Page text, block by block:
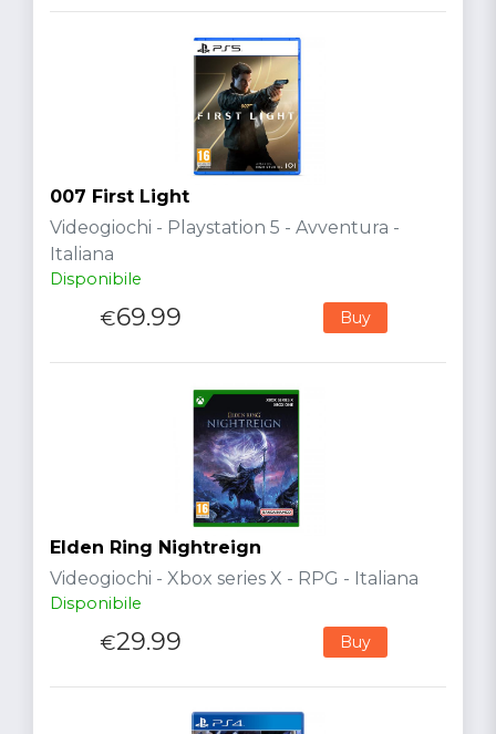
007 First Light
Videogiochi - Playstation 5 - Avventura -
Italiana
Disponibile
€69.99 Buy
Elden Ring Nightreign
Videogiochi - Xbox series X - RPG - Italiana
Disponibile
€29.99 Buy